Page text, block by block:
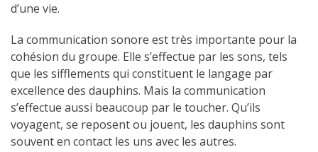
d’une vie.
La communication sonore est très importante pour la
cohésion du groupe. Elle s’effectue par les sons, tels
que les sifflements qui constituent le langage par
excellence des dauphins. Mais la communication
s’effectue aussi beaucoup par le toucher. Qu’ils
voyagent, se reposent ou jouent, les dauphins sont
souvent en contact les uns avec les autres.